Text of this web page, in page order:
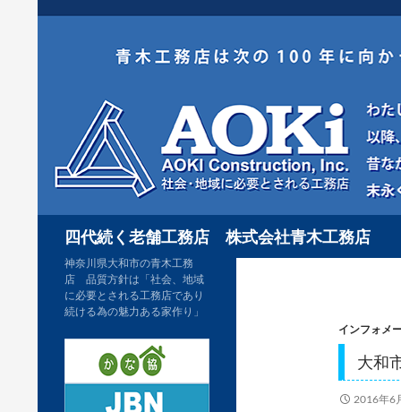
四代続く老舗工務店 株式会社青木工務店
インフォメ
大和
2016年6
神奈川県大和市の青木工務
店 品質方針は「社会、地域
に必要とされる工務店であり
続ける為の魅力ある家作り」